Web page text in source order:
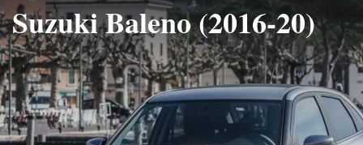
Suzuki Baleno (2016-20)